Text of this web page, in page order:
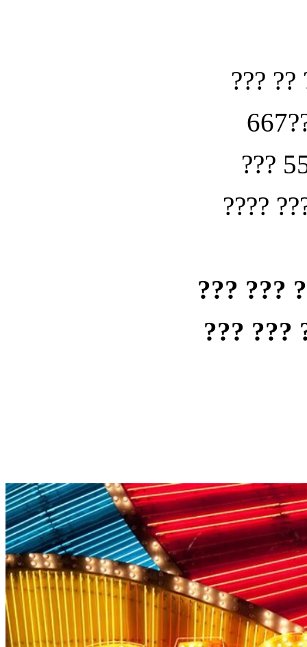
??? ??
???
????
??? ???
??? ???